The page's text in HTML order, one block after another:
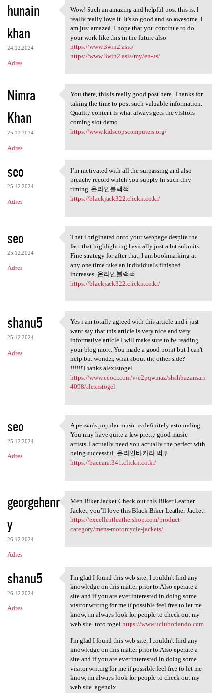
hunain
khan
24.12.2024
Adres
Wow! Such an amazing and
Wow! Such an amazing and helpful post this is. I
really really love it. It's so good and so awesome. I
am just amazed. I hope that you continue to do
your work like this in the future also
https://www.3win2.asia/
https://www.3win2.asia/my/en-us/
Nimra
Khan
25.12.2024
Adres
You there, this is really
You there, this is really good post here. Thanks for
taking the time to post such valuable information.
Quality content is what always gets the visitors
coming.slot demo
https://www.kidscopscomputers.org/
seo
25.12.2024
Adres
I’m motivated with all the
I’m motivated with all the surpassing and also
preachy record which you supply in such tiny
timing. 온라인블랙잭
https://blackjack322.clickn.co.kr/
seo
25.12.2024
Adres
That i originated onto your
That i originated onto your webpage despite the
fact that highlighting basically just a bit submits.
Fine strategy for after that, I am bookmarking at
any one time take an individual's finished
increases. 온라인블랙잭
https://blackjack322.clickn.co.kr/
shanu5
25.12.2024
Adres
Yes i am totally agreed with
Yes i am totally agreed with this article and i just
want say that this article is very nice and very
informative article.I will make sure to be reading
your blog more. You made a good point but I can't
help but wonder, what about the other side?
!!!!!!Thanks alexistogel
https://www.edocr.com/v/e2pqwmaz/shahbazansari
4098/alexistogel
seo
25.12.2024
Adres
A person's popular music is
A person's popular music is definitely astounding.
You may have quite a few pretty good music
artists. I actually need you actually the perfect with
being successful. 온라인바카라 먹튀
https://baccarat341.clickn.co.kr/
georgehenr
y
26.12.2024
Adres
Men Biker Jacket Check out
Men Biker Jacket Check out this Biker Leather
Jacket, you’ll love this Black Biker Leather Jacket.
https://excellentleathershop.com/product-
category/mens-motorcycle-jackets/
shanu5
26.12.2024
Adres
I'm glad I found this web
I'm glad I found this web site, I couldn't find any
knowledge on this matter prior to.Also operate a
site and if you are ever interested in doing some
visitor writing for me if possible feel free to let me
know, im always look for people to check out my
web site. toto togel https://www.ucluborlando.com
I'm glad I found this web site, I couldn't find any
knowledge on this matter prior to.Also operate a
site and if you are ever interested in doing some
visitor writing for me if possible feel free to let me
know, im always look for people to check out my
web site. agenolx